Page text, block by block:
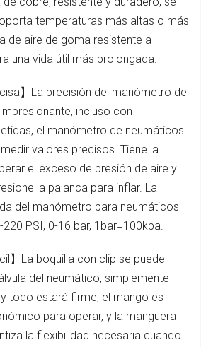
temperaturas más altas o más
de aire de goma resistente a
una vida útil más prolongada.
】La precisión del manómetro de
incluso con
el manómetro de neumáticos
valores precisos. Tiene la
el exceso de presión de aire y
la palanca para inflar. La
del manómetro para neumáticos
220 PSI, 0-16 bar, 1bar=100kpa.
】La boquilla con clip se puede
del neumático, simplemente
todo estará firme, el mango es
para operar, y la manguera
la flexibilidad necesaria cuando